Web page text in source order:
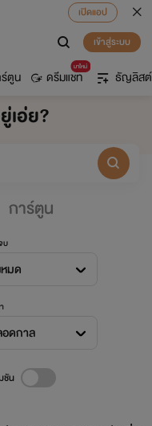
เปิดแอป
เข้าสู่ระบบ
ตูน
มาใหม่
ดรีมแชท ธัญลิสต์
เอ่ย?
การ์ตูน
บ
มด
ดกาล
ชัน